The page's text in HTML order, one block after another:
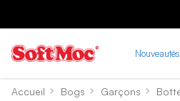
Nouveautés
Accueil Bogs Garçons